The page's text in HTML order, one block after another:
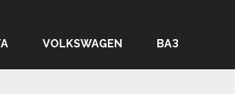
VOLKSWAGEN ВАЗ